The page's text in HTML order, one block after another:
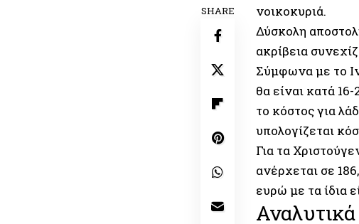
SHARE
νοικοκυριά.
Δύσκολη
ακρίβεια
Σύμφωνα με το
θα είναι κατά
το κόστος για
υπολογίζεται
Για τα
ανέρχεται σε
ευρώ με τα ίδια
Αναλυτικά